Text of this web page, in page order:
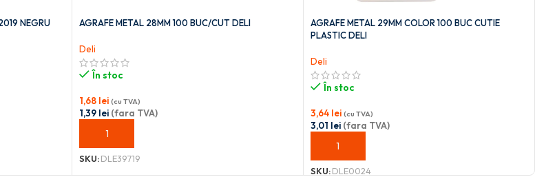
NEGRU
AGRAFE METAL 28MM 100 BUC/CUT DELI
Deli
În stoc
1,68 lei (cu TVA)
1,39 lei (fara TVA)
ADAUGĂ ÎN COȘ
SKU:DLE39719
AGRAFE METAL 29MM COLOR 100 BUC CUTIE
PLASTIC DELI
Deli
În stoc
3,64 lei (cu TVA)
3,01 lei(fara TVA)
ADAUGĂ ÎN COȘ
SKU:DLE0024